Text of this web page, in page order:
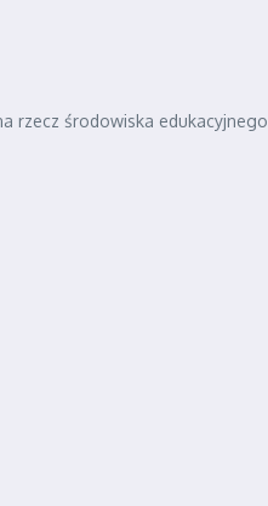
rzecz środowiska edukacyjnego